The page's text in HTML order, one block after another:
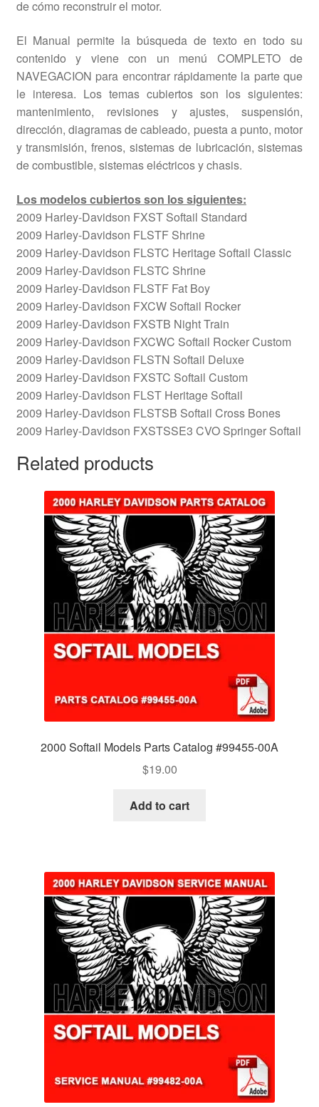
de cómo reconstruir el motor.
El Manual permite la búsqueda de texto en todo su
contenido y viene con un menú COMPLETO de
NAVEGACION para encontrar rápidamente la parte que
le interesa. Los temas cubiertos son los siguientes:
mantenimiento, revisiones y ajustes, suspensión,
dirección, diagramas de cableado, puesta a punto, motor
y transmisión, frenos, sistemas de lubricación, sistemas
de combustible, sistemas eléctricos y chasis.
Los modelos cubiertos son los siguientes:
2009 Harley-Davidson FXST Softail Standard
2009 Harley-Davidson FLSTF Shrine
2009 Harley-Davidson FLSTC Heritage Softail Classic
2009 Harley-Davidson FLSTC Shrine
2009 Harley-Davidson FLSTF Fat Boy
2009 Harley-Davidson FXCW Softail Rocker
2009 Harley-Davidson FXSTB Night Train
2009 Harley-Davidson FXCWC Softail Rocker Custom
2009 Harley-Davidson FLSTN Softail Deluxe
2009 Harley-Davidson FXSTC Softail Custom
2009 Harley-Davidson FLST Heritage Softail
2009 Harley-Davidson FLSTSB Softail Cross Bones
2009 Harley-Davidson FXSTSSE3 CVO Springer Softail
Related products
2000 Softail Models Parts Catalog #99455-00A
$19.00
Add to cart